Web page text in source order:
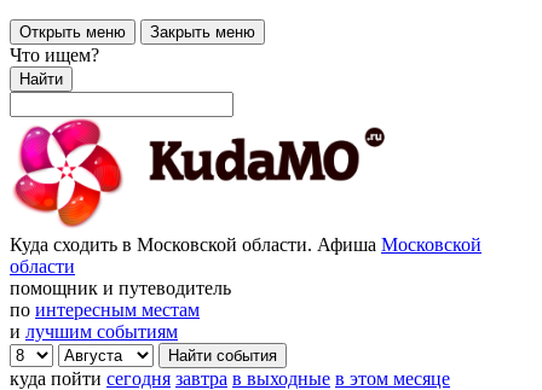
Открыть меню Закрыть меню
Что ищем?
Найти
Куда сходить в Московской области. Афиша Московской
области
помощник и путеводитель
по интересным местам
и лучшим событиям
куда пойти сегодня завтра в выходные в этом месяце